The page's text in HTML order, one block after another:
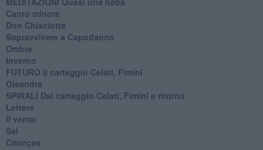
Canto minore
Don Chisciotte
Sopravvivere a Capodanno
Ombre
Inverno
FUTURO Il carteggio Celati, Fimini
Oleandra
SPIRALI Dal carteggio Celati, Fimini e ritorno
Lettere
Il vento
Sal
Crianças